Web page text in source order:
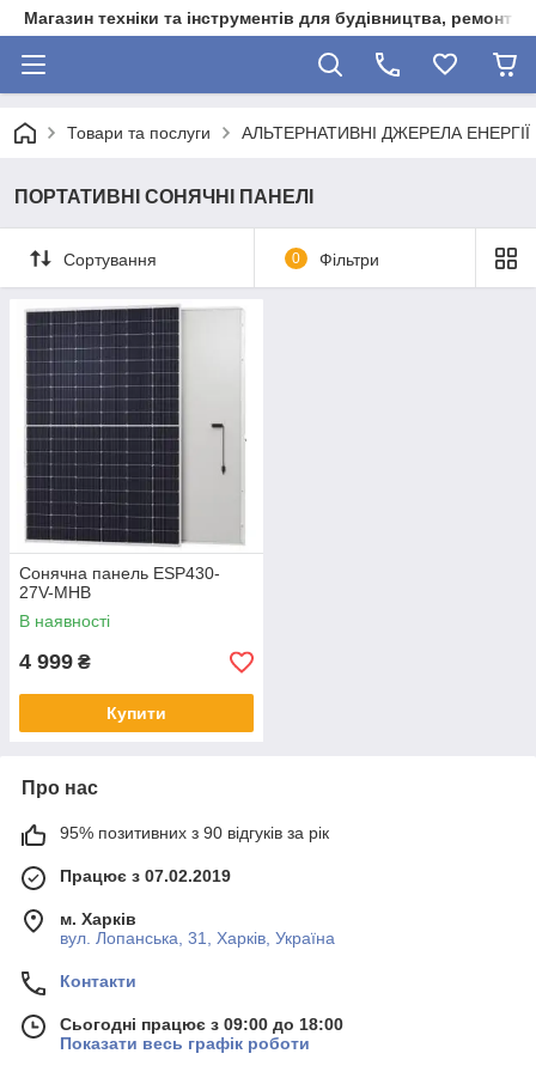
Магазин техніки та інструментів для будівництва, ремонту,
Товари та послуги АЛЬТЕРНАТИВНІ ДЖЕРЕЛА ЕНЕРГІЇ
ПОРТАТИВНІ СОНЯЧНІ ПАНЕЛІ
Сортування 0 Фільтри
Сонячна панель ESP430-
27V-MHB
В наявності
4 999 ₴
Купити
Про нас
95% позитивних з 90 відгуків за рік
Працює з 07.02.2019
м. Харків
вул. Лопанська, 31, Харків, Україна
Контакти
Сьогодні працює з 09:00 до 18:00
Показати весь графік роботи